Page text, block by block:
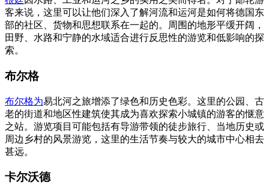
客来说，这里可以让他们深入了解河流和运河是如何将德国东
部的社区、货物和思想联系在一起的。周围的地形平缓开阔，
田野、水路和宁静的水域适合进行反思性的游览和低影响的探
索。
布尔格
布尔格为易北河之旅增添了绿色和历史色彩。这里的公园、古
老的街道和地区性建筑使其成为喜欢探索小城镇的游客的惬意
之站。游览项目可能包括有导游带领的徒步旅行、当地历史或
周边乡村的风景游览，这里的生活节奏与较大的城市中心相去
甚远。
卡尔沃德